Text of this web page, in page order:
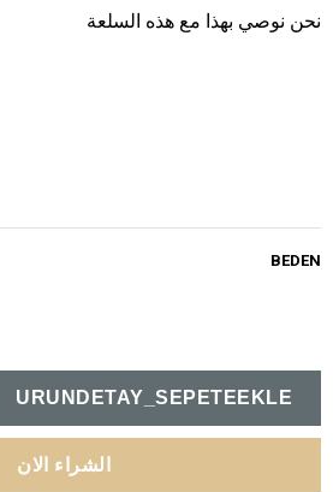
نحن نوصي بهذا مع هذه السلعة
BEDEN